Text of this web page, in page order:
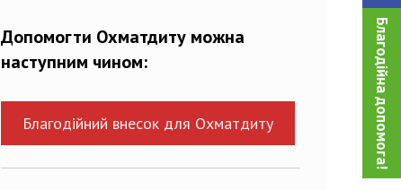
Благодійна допомога!
Допомогти Охматдиту можна
наступним чином:
Благодійний внесок для Охматдиту